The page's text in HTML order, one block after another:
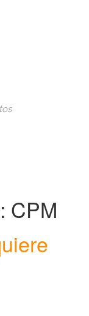
CPM